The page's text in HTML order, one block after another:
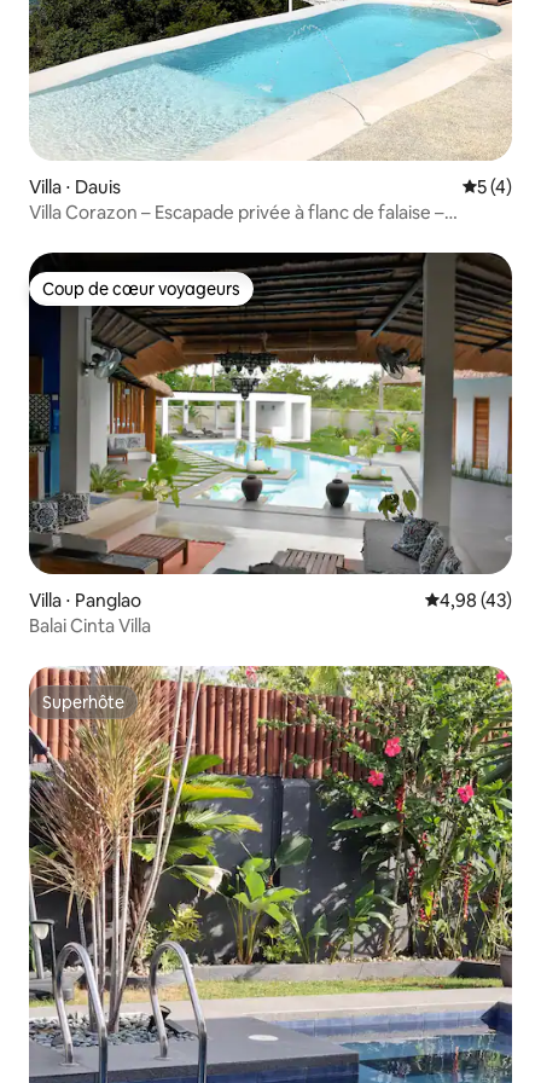
Villa ⋅ Dauis
5 (4)
Villa Corazon – Escapade privée à flanc de falaise –
Coup de cœur voyageurs
Coup de cœur voyageurs
Villa ⋅ Panglao Évaluation
4,98 (43)
Balai Cinta Villa
Superhôte
Superhôte